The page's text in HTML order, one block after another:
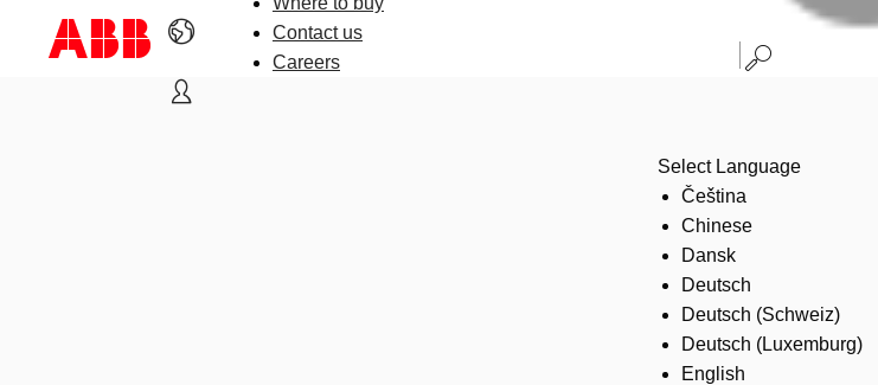
Contact us
Careers
Select Language
Čeština
Chinese
Dansk
Deutsch
Deutsch (Schweiz)
Deutsch (Luxemburg)
English